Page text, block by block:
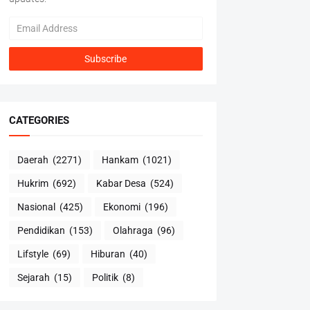
CATEGORIES
Daerah (2271) Hankam (1021)
Hukrim (692) Kabar Desa (524)
Nasional (425) Ekonomi (196)
Pendidikan (153) Olahraga (96)
Lifstyle (69) Hiburan (40)
Sejarah (15) Politik (8)